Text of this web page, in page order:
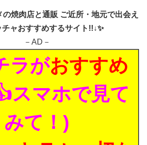
焼肉店と通販 ご近所・地元で出会え
チャおすすめするサイト!!↓✨
－AD－
ラがおすすめ
スマホで見て
みて！)